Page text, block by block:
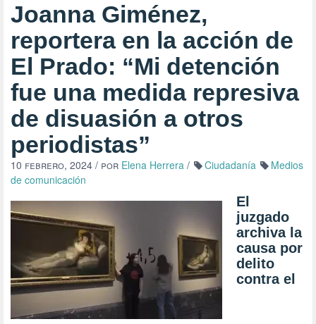
Joanna Giménez,
reportera en la acción de
El Prado: “Mi detención
fue una medida represiva
de disuasión a otros
periodistas”
10 febrero, 2024 / por Elena Herrera / Ciudadanía
Medios
de comunicación
El
juzgado
archiva la
causa por
delito
contra el